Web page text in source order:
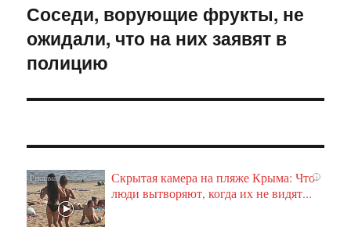
Следующая
запись:
Соседи, ворующие фрукты, не
ожидали, что на них заявят в
полицию
i
Скрытая камера на пляже Крыма: Что
люди вытворяют, когда их не видят...